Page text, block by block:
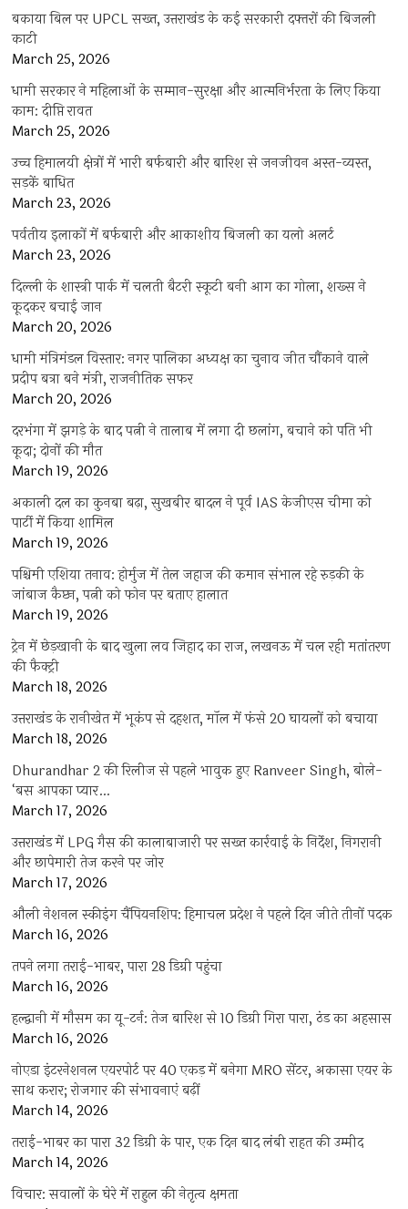
बकाया बिल पर UPCL सख्त, उत्तराखंड के कई सरकारी दफ्तरों की बिजली
काटी
March 25, 2026
धामी सरकार ने महिलाओं के सम्मान-सुरक्षा और आत्मनिर्भरता के लिए किया
काम: दीप्ति रावत
March 25, 2026
उच्च हिमालयी क्षेत्रों में भारी बर्फबारी और बारिश से जनजीवन अस्त-व्यस्त,
सड़कें बाधित
March 23, 2026
पर्वतीय इलाकों में बर्फबारी और आकाशीय बिजली का यलो अलर्ट
March 23, 2026
दिल्ली के शास्त्री पार्क में चलती बैटरी स्कूटी बनी आग का गोला, शख्स ने
कूदकर बचाई जान
March 20, 2026
धामी मंत्रिमंडल विस्तार: नगर पालिका अध्यक्ष का चुनाव जीत चौंकाने वाले
प्रदीप बत्रा बने मंत्री, राजनीतिक सफर
March 20, 2026
दरभंगा में झगड़े के बाद पत्नी ने तालाब में लगा दी छलांग, बचाने को पति भी
कूदा; दोनों की मौत
March 19, 2026
अकाली दल का कुनबा बढ़ा, सुखबीर बादल ने पूर्व IAS केजीएस चीमा को
पार्टी में किया शामिल
March 19, 2026
पश्चिमी एशिया तनाव: होर्मुज में तेल जहाज की कमान संभाल रहे रुड़की के
जांबाज कैप्टन, पत्नी को फोन पर बताए हालात
March 19, 2026
ट्रेन में छेड़खानी के बाद खुला लव जिहाद का राज, लखनऊ में चल रही मतांतरण
की फैक्ट्री
March 18, 2026
उत्तराखंड के रानीखेत में भूकंप से दहशत, मॉल में फंसे 20 घायलों को बचाया
March 18, 2026
Dhurandhar 2 की रिलीज से पहले भावुक हुए Ranveer Singh, बोले-
‘बस आपका प्यार…
March 17, 2026
उत्तराखंड में LPG गैस की कालाबाजारी पर सख्त कार्रवाई के निर्देश, निगरानी
और छापेमारी तेज करने पर जोर
March 17, 2026
औली नेशनल स्कीइंग चैंपियनशिप: हिमाचल प्रदेश ने पहले दिन जीते तीनों पदक
March 16, 2026
तपने लगा तराई-भाबर, पारा 28 डिग्री पहुंचा
March 16, 2026
हल्द्वानी में मौसम का यू-टर्न: तेज बारिश से 10 डिग्री गिरा पारा, ठंड का अहसास
March 16, 2026
नोएडा इंटरनेशनल एयरपोर्ट पर 40 एकड़ में बनेगा MRO सेंटर, अकासा एयर के
साथ करार; रोजगार की संभावनाएं बढ़ीं
March 14, 2026
तराई-भाबर का पारा 32 डिग्री के पार, एक दिन बाद लंबी राहत की उम्मीद
March 14, 2026
विचार: सवालों के घेरे में राहुल की नेतृत्व क्षमता